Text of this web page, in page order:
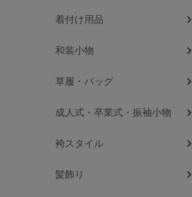
着付け用品
和装小物
草履・バッグ
成人式・卒業式・振袖小物
袴スタイル
髪飾り